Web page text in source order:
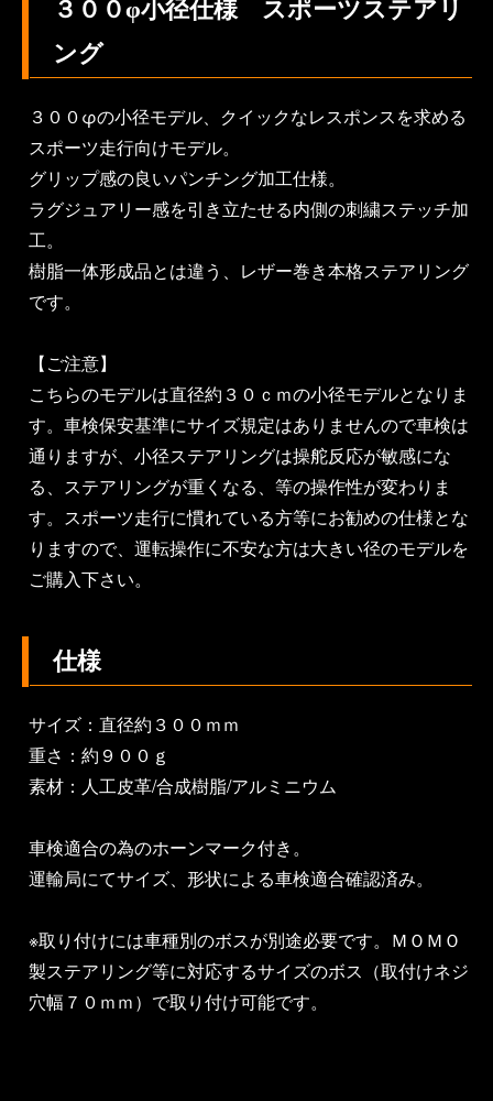
３００φ小径仕様 スポーツステアリ
ング
３００φの小径モデル、クイックなレスポンスを求める
スポーツ走行向けモデル。
グリップ感の良いパンチング加工仕様。
ラグジュアリー感を引き立たせる内側の刺繍ステッチ加
工。
樹脂一体形成品とは違う、レザー巻き本格ステアリング
です。
【ご注意】
こちらのモデルは直径約３０ｃｍの小径モデルとなりま
す。車検保安基準にサイズ規定はありませんので車検は
通りますが、小径ステアリングは操舵反応が敏感にな
る、ステアリングが重くなる、等の操作性が変わりま
す。スポーツ走行に慣れている方等にお勧めの仕様とな
りますので、運転操作に不安な方は大きい径のモデルを
ご購入下さい。
仕様
サイズ：直径約３００ｍｍ
重さ：約９００ｇ
素材：人工皮革/合成樹脂/アルミニウム
車検適合の為のホーンマーク付き。
運輸局にてサイズ、形状による車検適合確認済み。
※取り付けには車種別のボスが別途必要です。ＭＯＭＯ
製ステアリング等に対応するサイズのボス（取付けネジ
穴幅７０ｍｍ）で取り付け可能です。